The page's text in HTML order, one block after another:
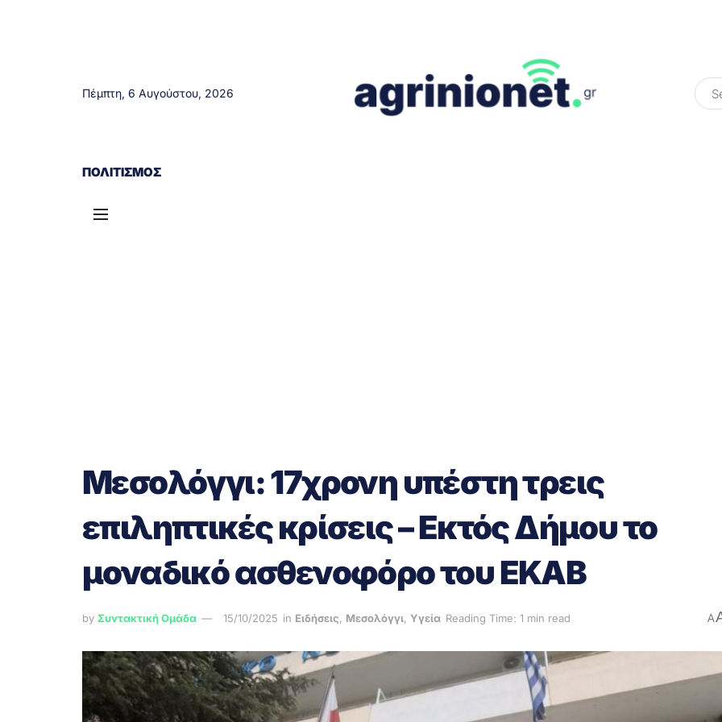
Πέμπτη, 6 Αυγούστου, 2026
ΠΟΛΙΤΙΣΜΌΣ
Μεσολόγγι: 17χρονη υπέστη τρεις
επιληπτικές κρίσεις – Εκτός Δήμου το
μοναδικό ασθενοφόρο του ΕΚΑΒ
by Συντακτική Ομάδα 15/10/2025 in Ειδήσεις, Μεσολόγγι, Υγεία Reading Time: 1 min read A